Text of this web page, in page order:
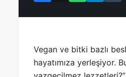
Vegan ve bitki bazlı
hayatımıza yerleşiyor.